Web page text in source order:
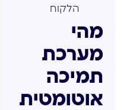
הלקוח
מהי
מערכת
תמיכה
אוטומטית